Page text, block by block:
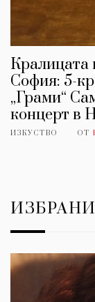
Кралицата
София: 5-
„Грами“
концерт в
ИЗКУСТВО ОТ